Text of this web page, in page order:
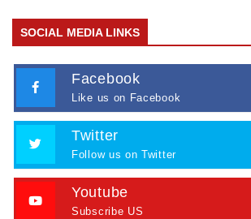
SOCIAL MEDIA LINKS
Facebook
Like us on Facebook
Twitter
Follow us on Twitter
Youtube
Subscribe US